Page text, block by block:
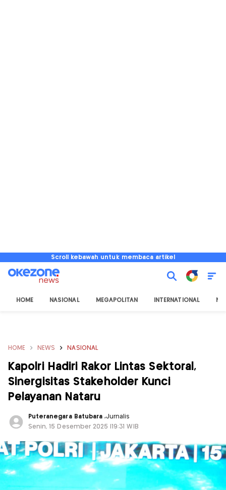
Scroll kebawah untuk membaca artikel
HOME NASIONAL MEGAPOLITAN INTERNATIONAL
HOME NEWS NASIONAL
Kapolri Hadiri Rakor Lintas Sektoral,
Sinergisitas Stakeholder Kunci
Pelayanan Nataru
Puteranegara Batubara,Jurnalis
Senin, 15 Desember 2025 |19:31 WIB